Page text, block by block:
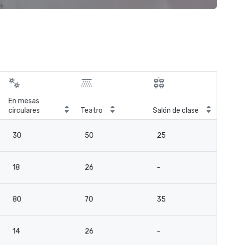
En mesas
circulares
Teatro Salón de clase
30 50 25
18 26 -
80 70 35
14 26 -